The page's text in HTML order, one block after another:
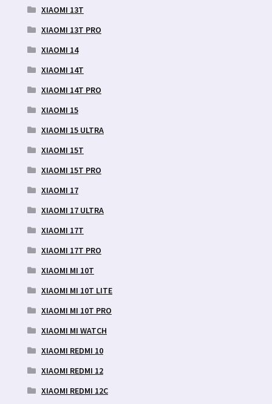
XIAOMI 13T
XIAOMI 13T PRO
XIAOMI 14
XIAOMI 14T
XIAOMI 14T PRO
XIAOMI 15
XIAOMI 15 ULTRA
XIAOMI 15T
XIAOMI 15T PRO
XIAOMI 17
XIAOMI 17 ULTRA
XIAOMI 17T
XIAOMI 17T PRO
XIAOMI MI 10T
XIAOMI MI 10T LITE
XIAOMI MI 10T PRO
XIAOMI MI WATCH
XIAOMI REDMI 10
XIAOMI REDMI 12
XIAOMI REDMI 12C